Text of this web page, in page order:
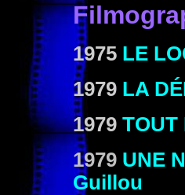
1975 LE
1979 LA
1979 TOUT
1979 UNE
Guillou